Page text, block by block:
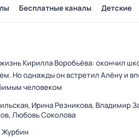
Бесплатные каналы Детские
Кирилла Воробьёва: окончил
Но однажды он встретил Алёну и
человеком
Ирина Резникова, Владимир
Любовь Соколова
Журбин